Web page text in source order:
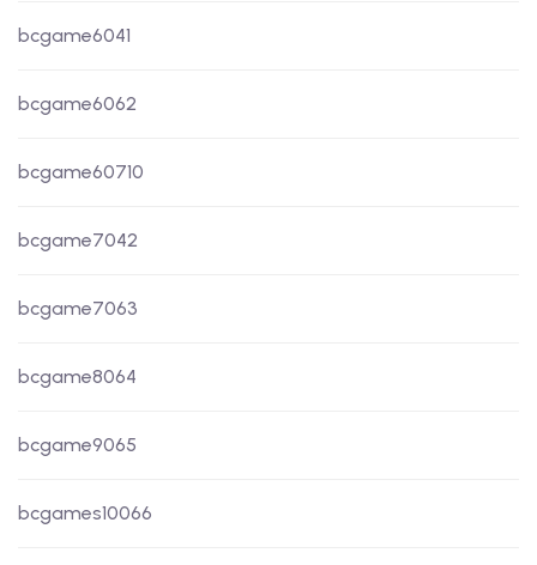
bcgame6041
bcgame6062
bcgame60710
bcgame7042
bcgame7063
bcgame8064
bcgame9065
bcgames10066